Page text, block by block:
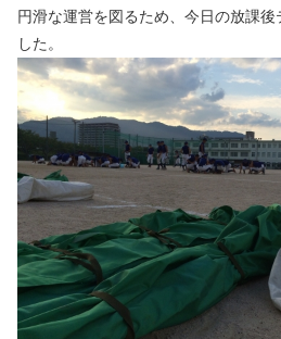
円滑な運営を図るため、今日の放課
した。